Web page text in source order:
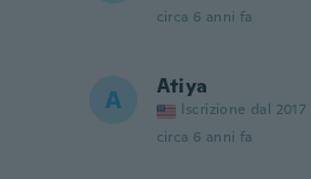
circa 6 anni fa
A Atiya
Iscrizione dal 2017
circa 6 anni fa